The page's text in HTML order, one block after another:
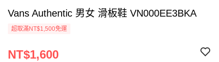
Vans Authentic 男女 滑板鞋 VN000EE3BKA
超取滿NT$1,500免運
NT$1,600